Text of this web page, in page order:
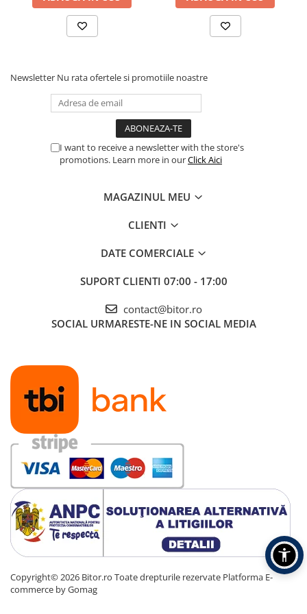
Procesoare Desktop
HDD Interne
SSD Externe
SSD Interne
Memorii RAM
Ventilatoare & Sisteme de Răcire
Accesorii componente - altele
Accesorii Stocare
Unități optice
Blu-Ray, CD/DVD & Floppy Drives
Periferice & Accesorii
Tastaturi cu Fir
Tastaturi wireless
Mouse, Trackballs & Presenters
Mouse cu Fir
Mouse Ergonimice
Mousepad
Newsletter Nu rata ofertele si promotiile noastre
I want to receive a newsletter with the store's
promotions. Learn more in ourClick Aici
MAGAZINUL MEU
CLIENTI
DATE COMERCIALE
SUPORT CLIENTI 07:00 - 17:00
contact@bitor.ro
SOCIAL URMARESTE-NE IN SOCIAL MEDIA
Copyright© 2026 Bitor.ro Toate drepturile rezervate Platforma E-
commerce by Gomag